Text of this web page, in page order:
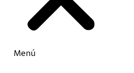
Menú